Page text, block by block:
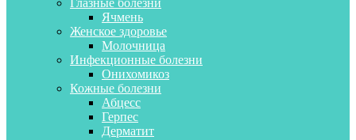
Глазные болезни
Ячмень
Женское здоровье
Молочница
Инфекционные болезни
Онихомикоз
Кожные болезни
Абцесс
Герпес
Дерматит